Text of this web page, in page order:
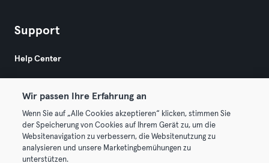
Support
Help Center
© 2026 Urban Sports Group GmbH. All rights reserved.
Terms & Conditions
Wir passen Ihre Erfahrung an
Wenn Sie auf „Alle Cookies akzeptieren“ klicken, stimmen Sie
der Speicherung von Cookies auf Ihrem Gerät zu, um die
Websitenavigation zu verbessern, die Websitenutzung zu
analysieren und unsere Marketingbemühungen zu
unterstützen.